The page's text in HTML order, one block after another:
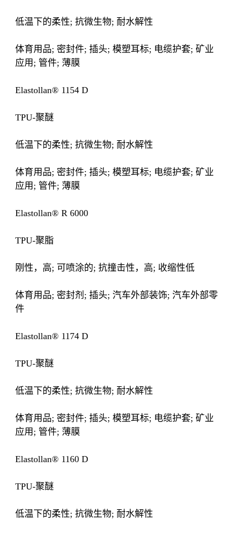
低温下的柔性; 抗微生物; 耐水解性
体育用品; 密封件; 插头; 模塑耳标; 电缆护套; 矿业
应用; 管件; 薄膜
Elastollan® 1154 D
TPU-聚醚
低温下的柔性; 抗微生物; 耐水解性
体育用品; 密封件; 插头; 模塑耳标; 电缆护套; 矿业
应用; 管件; 薄膜
Elastollan® R 6000
TPU-聚脂
刚性，高; 可喷涂的; 抗撞击性，高; 收缩性低
体育用品; 密封剂; 插头; 汽车外部装饰; 汽车外部零
件
Elastollan® 1174 D
TPU-聚醚
低温下的柔性; 抗微生物; 耐水解性
体育用品; 密封件; 插头; 模塑耳标; 电缆护套; 矿业
应用; 管件; 薄膜
Elastollan® 1160 D
TPU-聚醚
低温下的柔性; 抗微生物; 耐水解性